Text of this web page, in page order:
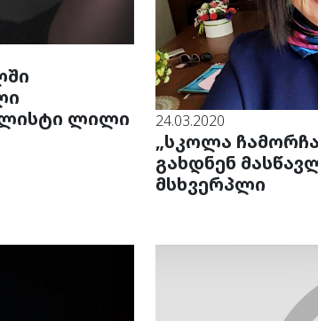
ლილი
24.03.2020
„სკოლა
გახდნენ
მსხვერპლი